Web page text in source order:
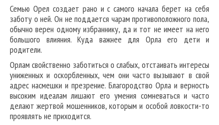
Семью Орел создает рано и с самого начала берет на себя
заботу о ней. Он не поддается чарам противоположного пола,
обычно верен одному избраннику, да и тот не имеет на него
большого влияния. Куда важнее для Орла его дети и
родители.
Орлам свойственно заботиться о слабых, отстаивать интересы
униженных и оскорбленных, чем они часто вызывают в свой
адрес насмешки и презрение. Благородство Орла и верность
высоким идеалам лишают его умения сомневаться и часто
делают жертвой мошенников, которым и особой ловкости-то
проявлять не приходится.